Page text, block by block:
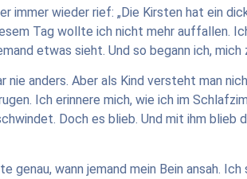
immer wieder rief: „Die Kirsten hat ein
Tag wollte ich nicht mehr auffallen.
etwas sieht. Und so begann ich, mich
nie anders. Aber als Kind versteht man
Ich erinnere mich, wie ich im
Doch es blieb. Und mit ihm blieb
wann jemand mein Bein ansah. Ich